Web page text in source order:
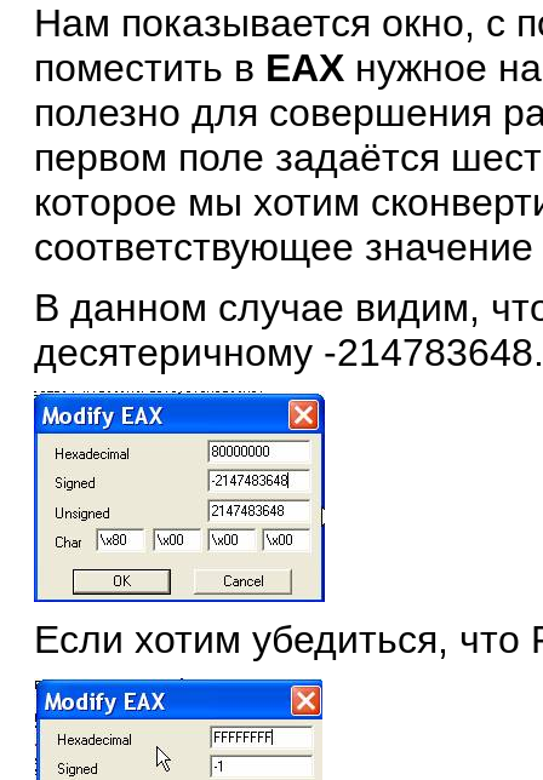
Нам показывается окно, с
поместить в EAX нужное
полезно для совершения
первом поле задаётся
которое мы хотим
соответствующее
В данном случае видим,
десятеричному -214783648.
Если хотим убедиться,